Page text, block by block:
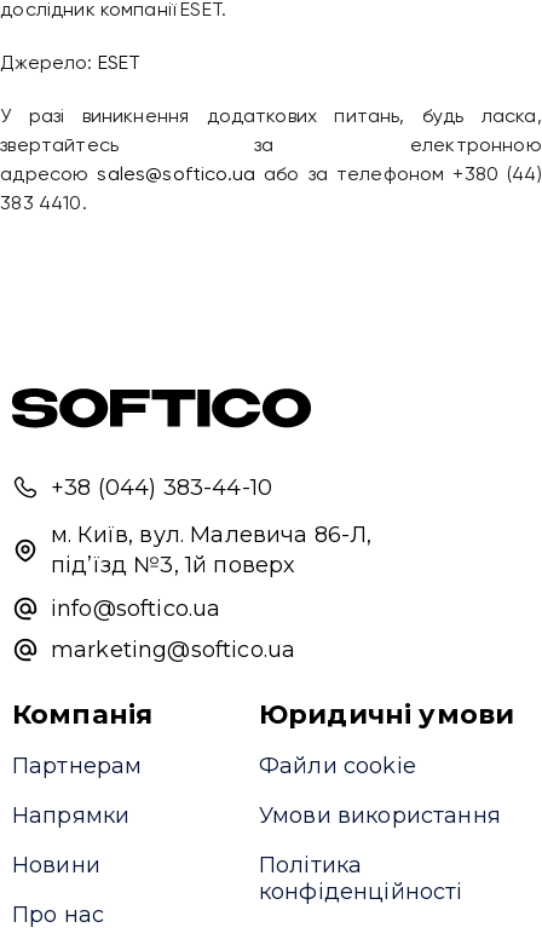
дослідник компанії ESET.
Джерело: ESET
У разі виникнення додаткових питань, будь ласка,
звертайтесь за електронною
адресоюsales@softico.ua або за телефоном +380 (44)
383 4410.
+38 (044) 383-44-10
м. Київ, вул. Малевича 86-Л,
під’їзд №3, 1й поверх
info@softico.ua
marketing@softico.ua
Компанія
Партнерам
Напрямки
Новини
Про нас
Юридичні умови
Файли cookie
Умови використання
Політика
конфіденційності